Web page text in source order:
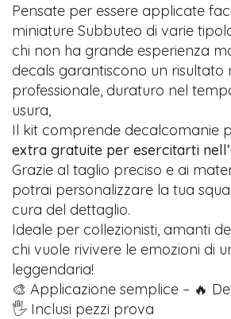
Pensate per essere applicate
miniature Subbuteo di varie
chi non ha grande esperienza
decals garantiscono un risultato
professionale, duraturo nel
usura,
Il kit comprende decalcomanie
extra gratuite per esercitarti
Grazie al taglio preciso e ai
potrai personalizzare la tua
cura del dettaglio.
Ideale per collezionisti, amanti
chi vuole rivivere le emozioni di
leggendaria!
🎨 Applicazione semplice – 🔥
🖐️ Inclusi pezzi prova